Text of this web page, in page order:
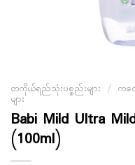
တကိုယ်ရည်သုံးပစ္စည်းများ / ကလ
များ
Babi Mild Ultra
(100ml)